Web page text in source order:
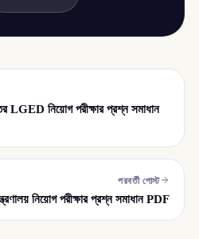
LGED নিয়োগ পরীক্ষার প্রশ্ন সমাধান
পরবর্তী পোস্ট
নিয়োগ পরীক্ষার প্রশ্ন সমাধান PDF